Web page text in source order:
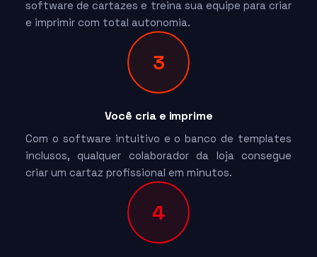
software de cartazes e treina sua equipe para criar
e imprimir com total autonomia.
3
Você cria e imprime
Com o software intuitivo e o banco de templates
inclusos, qualquer colaborador da loja consegue
criar um cartaz profissional em minutos.
4